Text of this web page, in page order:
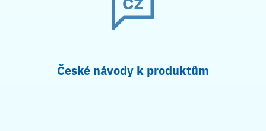
České návody k produktům